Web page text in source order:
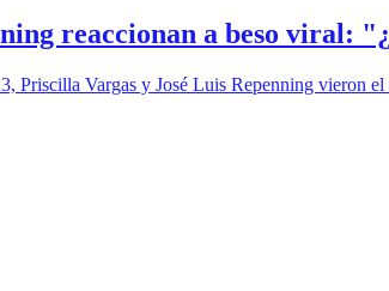
reaccionan a beso viral:
Priscilla Vargas y José Luis Repenning